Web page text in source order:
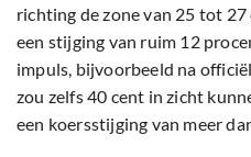
richting de zone van 25 tot
een stijging van ruim 12
impuls, bijvoorbeeld na
zou zelfs 40 cent in zicht
een koersstijging van meer